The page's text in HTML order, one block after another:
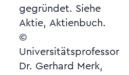
Aktie, Aktienbuch.
©
Universitätsprofessor
Dr. Gerhard Merk,